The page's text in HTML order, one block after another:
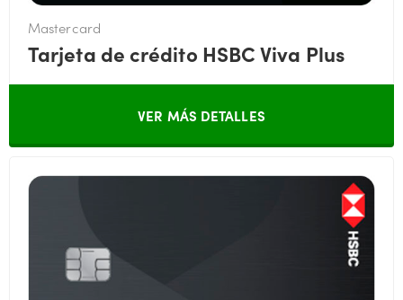
Mastercard
Tarjeta de crédito HSBC Viva Plus
VER MÁS DETALLES